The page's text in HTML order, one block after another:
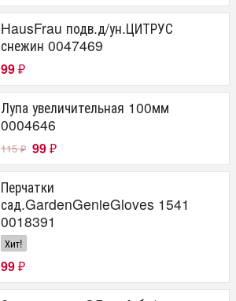
HausFrau подв.д/ун.ЦИТРУС
снежин 0047469
99 ₽
Лупа увеличительная 100мм
0004646
115₽ 99 ₽
Перчатки
сад.GardenGenieGloves 1541
0018391
Хит!
99 ₽